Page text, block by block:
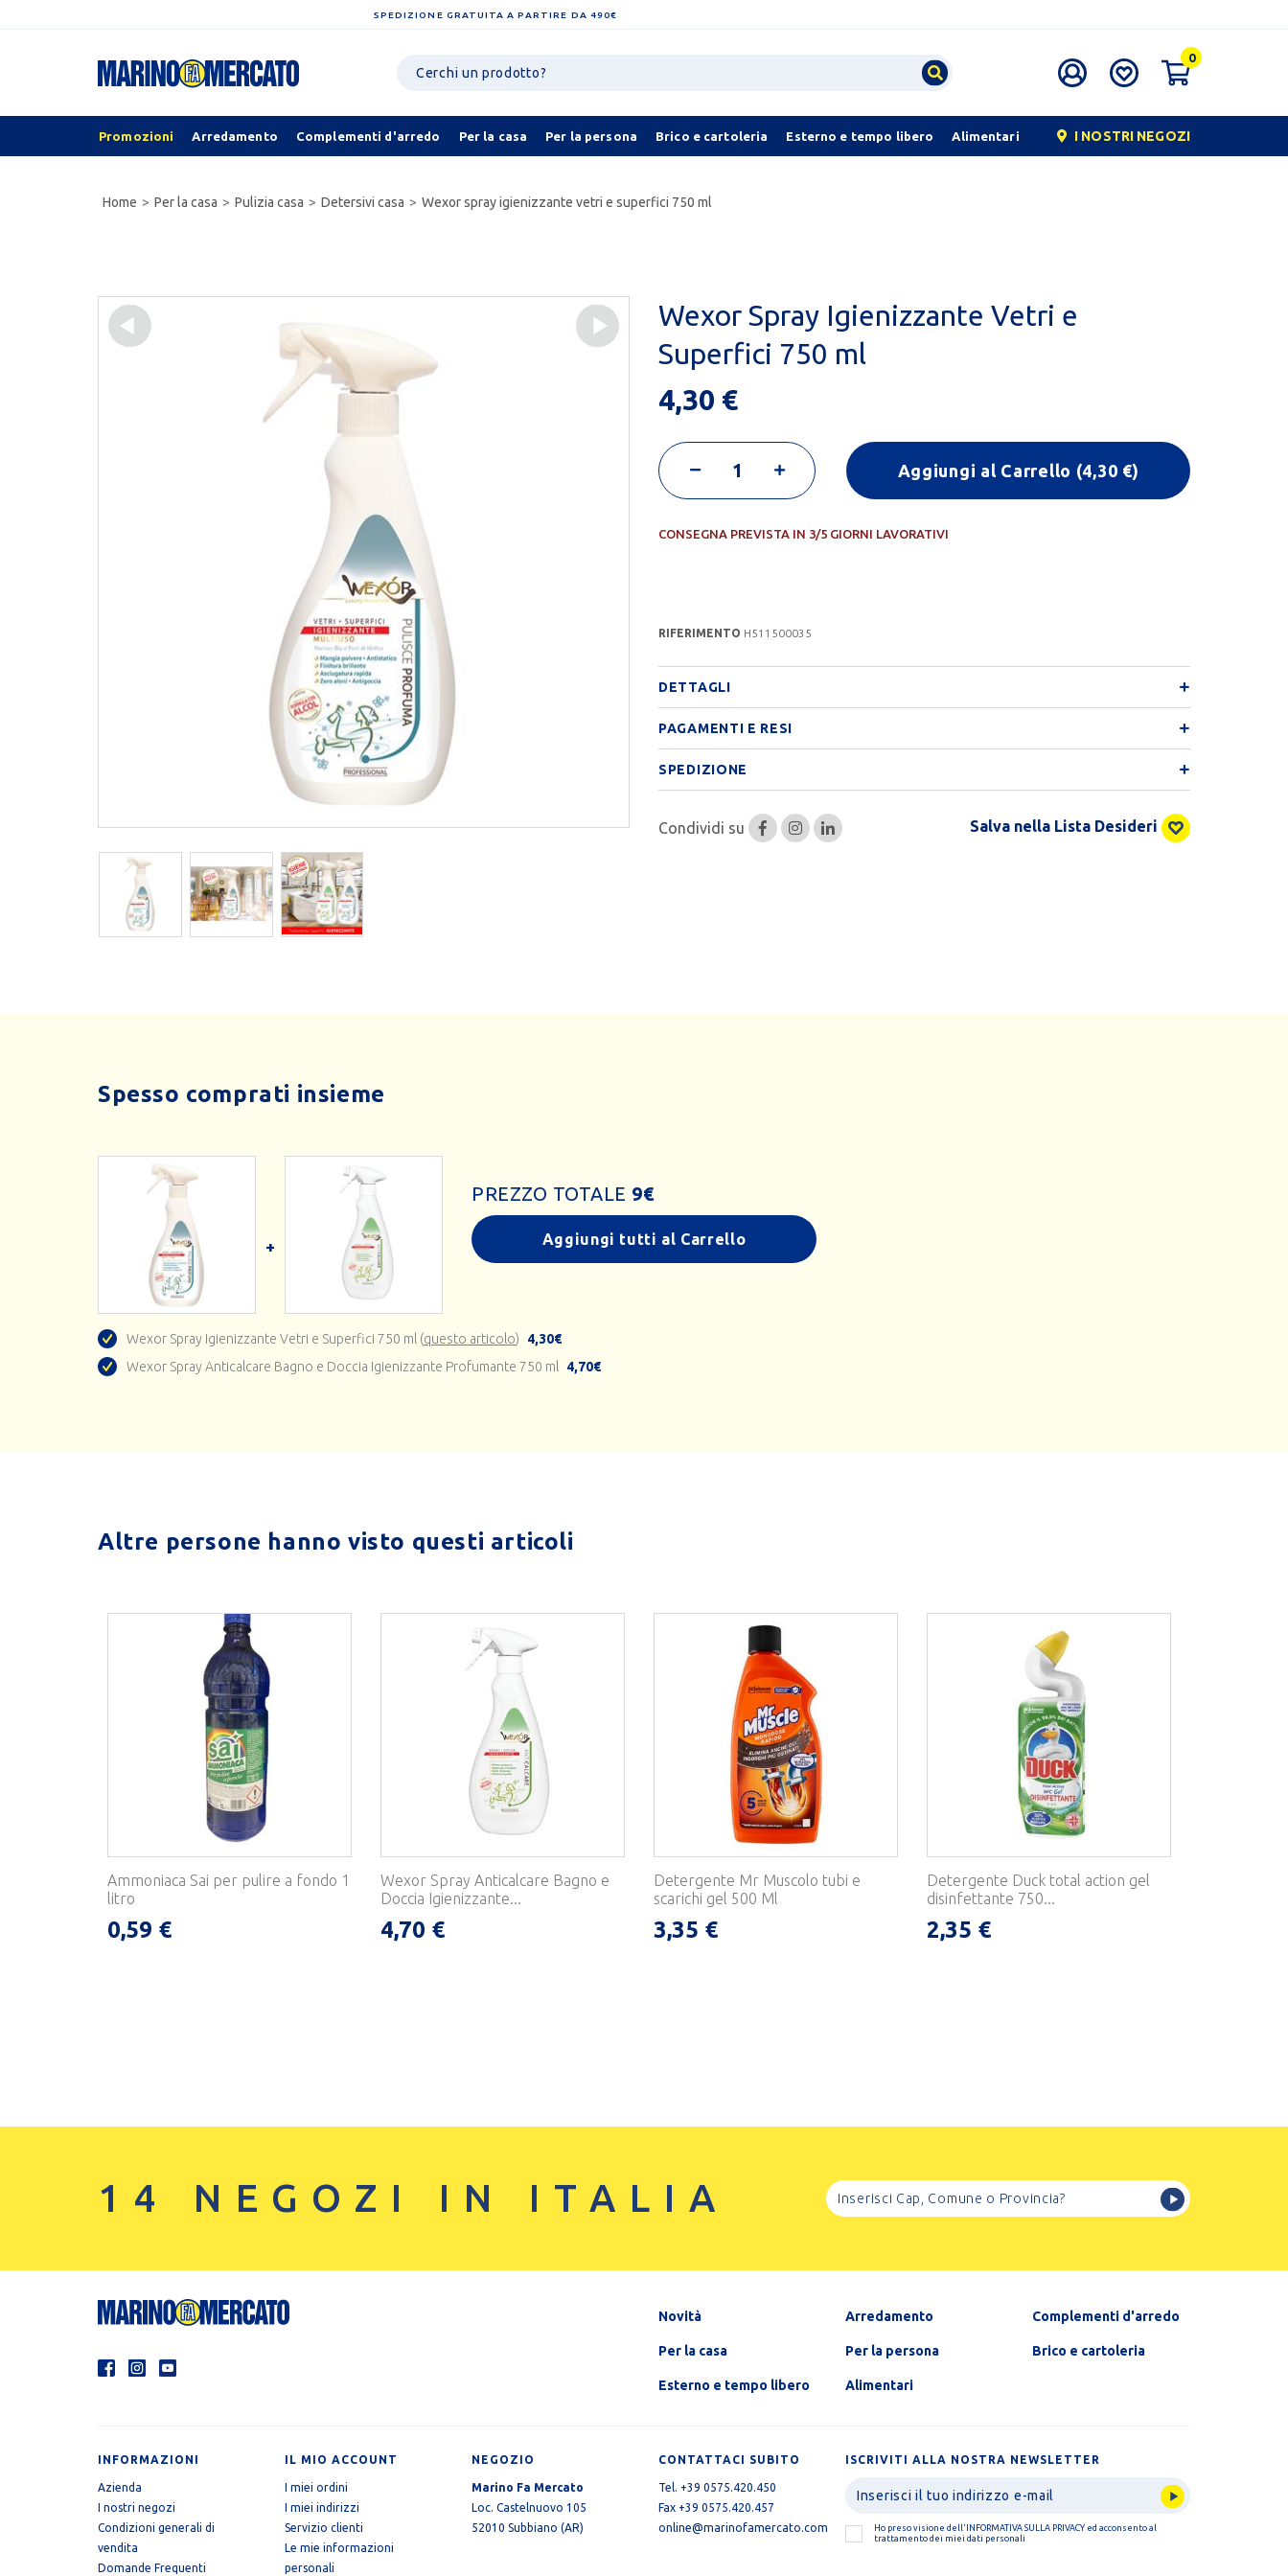
SPEDIZIONE GRATUITA A PARTIRE DA 490€
0
Promozioni Arredamento Complementi d'arredo Per la casa Per la persona Brico e cartoleria Esterno e tempo libero Alimentari I NOSTRI NEGOZI
Home Per la casa Pulizia casa Detersivi casa Wexor spray igienizzante vetri e superfici 750 ml
Wexor Spray Igienizzante Vetri e
Superfici 750 ml
4,30 €
Aggiungi al Carrello (4,30 €)
CONSEGNA PREVISTA IN 3/5 GIORNI LAVORATIVI
RIFERIMENTO H511500035
DETTAGLI
PAGAMENTI E RESI
SPEDIZIONE
Condividi su Salva nella Lista Desideri
Spesso comprati insieme
PREZZO TOTALE 9€
Aggiungi tutti al Carrello
Wexor Spray Igienizzante Vetri e Superfici 750 ml (questo articolo)
4,30€
Wexor Spray Anticalcare Bagno e Doccia Igienizzante Profumante 750 ml
4,70€
Altre persone hanno visto questi articoli
Ammoniaca Sai per pulire a fondo 1
litro
0,59 €
Wexor Spray Anticalcare Bagno e
Doccia Igienizzante...
4,70 €
Detergente Mr Muscolo tubi e
scarichi gel 500 Ml
3,35 €
Detergente Duck total action gel
disinfettante 750...
2,35 €
14 NEGOZI IN ITALIA
Novità Arredamento Complementi d'arredo
Per la casa Per la persona Brico e cartoleria
Esterno e tempo libero Alimentari
INFORMAZIONI
Azienda
I nostri negozi
Condizioni generali di
vendita
Domande Frequenti
IL MIO ACCOUNT
I miei ordini
I miei indirizzi
Servizio clienti
Le mie informazioni
personali
NEGOZIO
Marino Fa Mercato
Loc. Castelnuovo 105
52010 Subbiano (AR)
CONTATTACI SUBITO
Tel. +39 0575.420.450
Fax +39 0575.420.457
online@marinofamercato.com
ISCRIVITI ALLA NOSTRA NEWSLETTER
Ho preso visione dell' INFORMATIVA SULLA PRIVACY ed acconsento al
trattamento dei miei dati personali